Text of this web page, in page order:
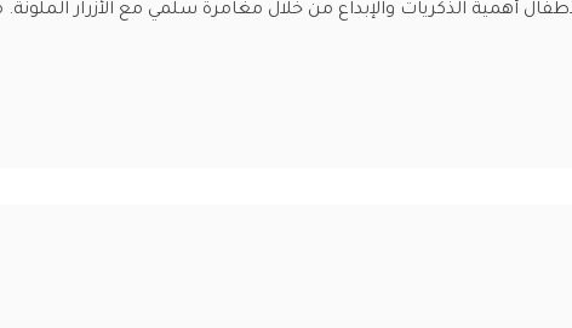
أهمية الذكريات والإبداع من خلال مغامرة سلمي مع الأزرار